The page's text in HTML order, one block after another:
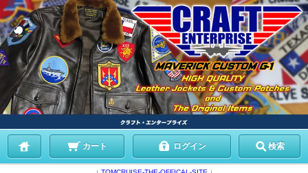
カート ログイン 検索